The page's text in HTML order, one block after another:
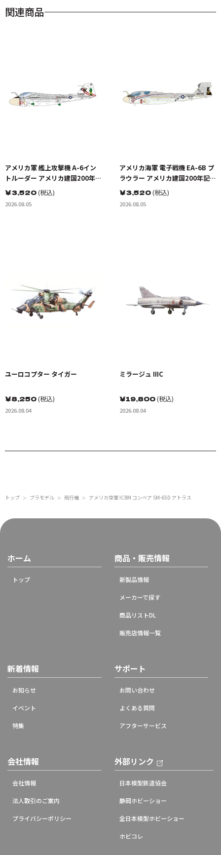
関連商品
アメリカ軍 艦上攻撃機 A-6イン
トルーダー アメリカ建国200年記
念塗装機 2機セット 海兵隊VMA-
121 グリーンナイツ & 海軍 VA-
176 サンダーボルツ "Spirit of
￥3,520(税込)
2026.08.05
アメリカ海軍 電子戦機 EA-6B プ
ラウラー アメリカ建国200年記念
塗装機 2機セット VAQ-136 ガン
トレット&VAQ-134 ガルーダス
￥3,520(税込)
2026.08.05
ユーロコプター タイガー
￥8,250(税込)
2026.08.04
ミラージュ IIIC
￥19,800(税込)
2026.08.04
トップ ＞ プラモデル ＞ 飛行機 ＞ アメリカ空軍 ICBM コンベア SM-65D アトラス
ホーム
トップ
商品・販売情報
新製品情報
メーカーで探す
商品リストDL
販売店情報一覧
新着情報
お知らせ
イベント
特集
サポート
お問い合わせ
よくある質問
アフターサービス
会社情報
会社情報
法人取引のご案内
プライバシーポリシー
外部リンク
日本模型鉄道協会
静岡ホビーショー
全日本模型ホビーショー
ホビコレ